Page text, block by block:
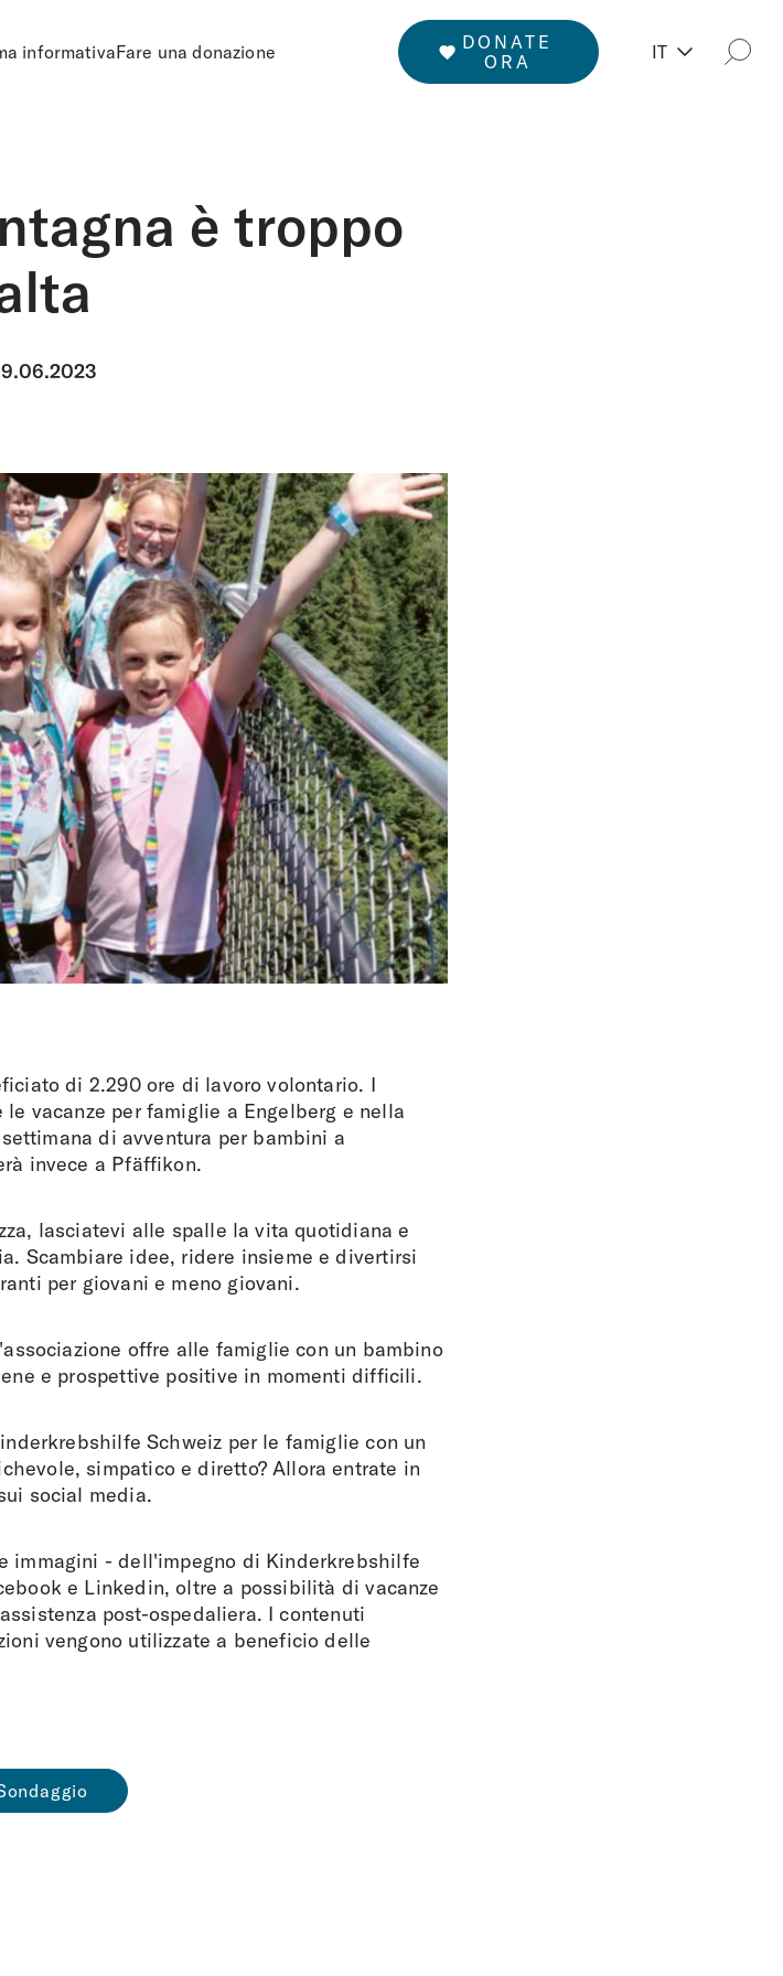
informativaFare una donazione
DONATE
ORA
IT
è troppo
di 2.290 ore di lavoro volontario. I
vacanze per famiglie a Engelberg e nella
di avventura per bambini a
invece a Pfäffikon.
lasciatevi alle spalle la vita quotidiana e
Scambiare idee, ridere insieme e divertirsi
per giovani e meno giovani.
offre alle famiglie con un bambino
e prospettive positive in momenti difficili.
Schweiz per le famiglie con un
simpatico e diretto? Allora entrate in
social media.
immagini - dell'impegno di Kinderkrebshilfe
e Linkedin, oltre a possibilità di vacanze
post-ospedaliera. I contenuti
vengono utilizzate a beneficio delle